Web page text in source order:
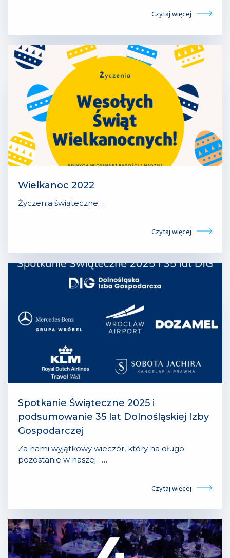
Czytaj więcej
Wielkanoc 2022
Życzenia świąteczne…
Czytaj więcej
Spotkanie Świąteczne 2025 i
podsumowanie 35 lat Dolnośląskiej Izby
Gospodarczej
Za nami wyjątkowy wieczór, który na długo
pozostanie w naszej……
Czytaj więcej